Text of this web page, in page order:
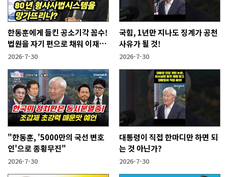
한동훈에게 들킨 공소기각 꼼수!
법원을 자기 편으로 채워 이재명
사건 없애겠다는 것
2026-7-30
국힘, 1년만 지나도 징계가 공천
사유가 될 것!
2026-7-30
"한동훈, '5000만의 국선 변호
인'으로 종횡무진"
2026-7-30
대통령이 직접 한마디만 하면 되
는 것 아닌가?
2026-7-30